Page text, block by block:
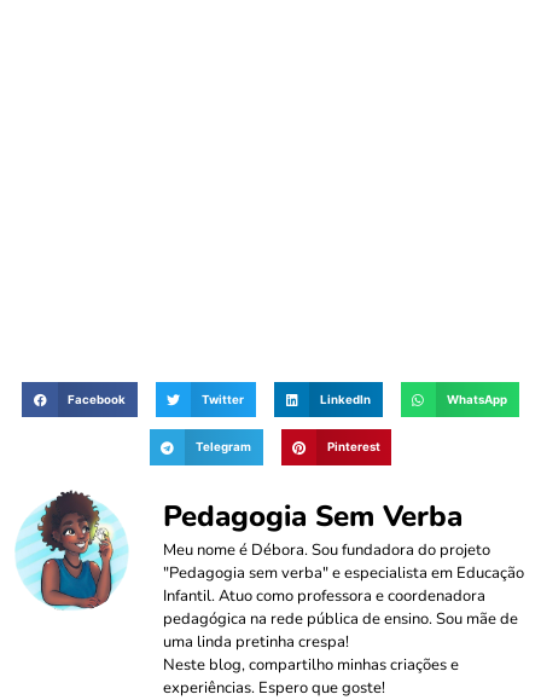
Facebook Twitter LinkedIn WhatsApp
Telegram Pinterest
Pedagogia Sem Verba
Meu nome é Débora. Sou fundadora do projeto
"Pedagogia sem verba" e especialista em Educação
Infantil. Atuo como professora e coordenadora
pedagógica na rede pública de ensino. Sou mãe de
uma linda pretinha crespa!
Neste blog, compartilho minhas criações e
experiências. Espero que goste!